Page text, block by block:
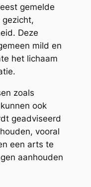
gemelde
Deze
mild en
het lichaam
zoals
ook
geadviseerd
vooral
een arts te
aanhouden